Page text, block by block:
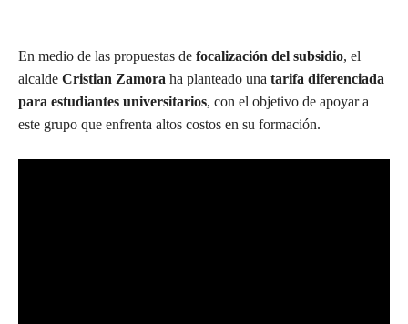
En medio de las propuestas de focalización del subsidio, el
alcalde Cristian Zamora ha planteado una tarifa diferenciada
para estudiantes universitarios, con el objetivo de apoyar a
este grupo que enfrenta altos costos en su formación.